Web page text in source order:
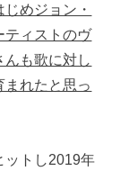
めジョン・
ティストのヴ
んも歌に対し
れたと思っ
ットし2019年